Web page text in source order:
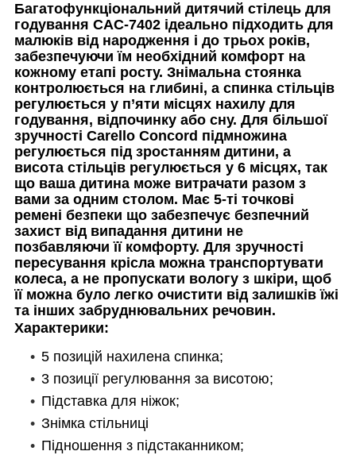
Багатофункціональний дитячий стілець для
годування САС-7402 ідеально підходить для
малюків від народження і до трьох років,
забезпечуючи їм необхідний комфорт на
кожному етапі росту. Знімальна стоянка
контролюється на глибині, а спинка стільців
регулюється у п’яти місцях нахилу для
годування, відпочинку або сну. Для більшої
зручності Carello Concord підмножина
регулюється під зростанням дитини, а
висота стільців регулюється у 6 місцях, так
що ваша дитина може витрачати разом з
вами за одним столом. Має 5-ті точкові
ремені безпеки що забезпечує безпечний
захист від випадання дитини не
позбавляючи її комфорту. Для зручності
пересування крісла можна транспортувати
колеса, а не пропускати вологу з шкіри, щоб
її можна було легко очистити від залишків їжі
та інших забруднювальних речовин.
Характерики:
5 позицій нахилена спинка;
3 позиції регулювання за висотою;
Підставка для ніжок;
Знімка стільниці
Підношення з підстаканником;